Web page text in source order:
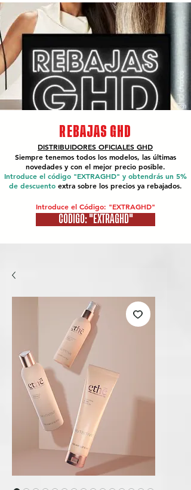
REBAJAS GHD
DISTRIBUIDORES OFICIALES GHD
Siempre tenemos todos los modelos, las últimas
novedades y con el mejor precio posible.
Introduce el código "EXTRAGHD" y obtendrás un 5%
de descuento extra sobre los precios ya rebajados.
Introduce el Código: "EXTRAGHD"
CÓDIGO: "EXTRAGHD"